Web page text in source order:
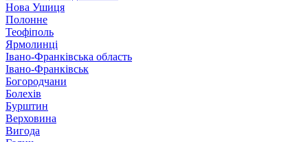
Нова Ушиця
Полонне
Теофіполь
Ярмолинці
Івано-Франківська область
Івано-Франківськ
Богородчани
Болехів
Бурштин
Верховина
Вигода